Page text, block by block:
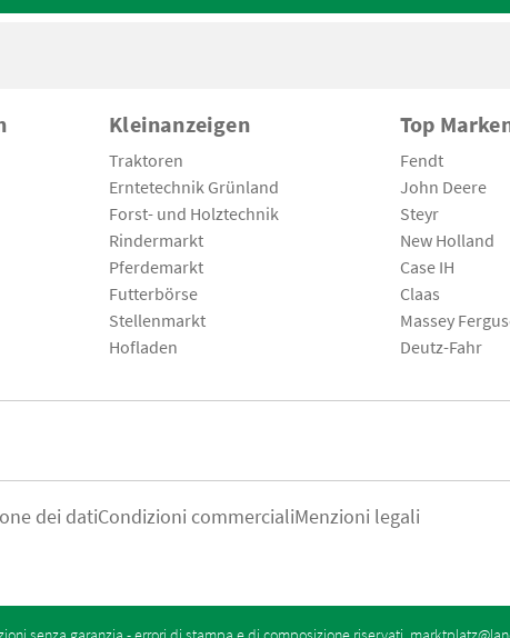
Kleinanzeigen
Traktoren
Erntetechnik Grünland
Forst- und Holztechnik
Rindermarkt
Pferdemarkt
Futterbörse
Stellenmarkt
Hofladen
Top
Fendt
John Deere
Steyr
New Holland
Case IH
Claas
Massey
Deutz-Fahr
dei datiCondizioni commercialiMenzioni legali